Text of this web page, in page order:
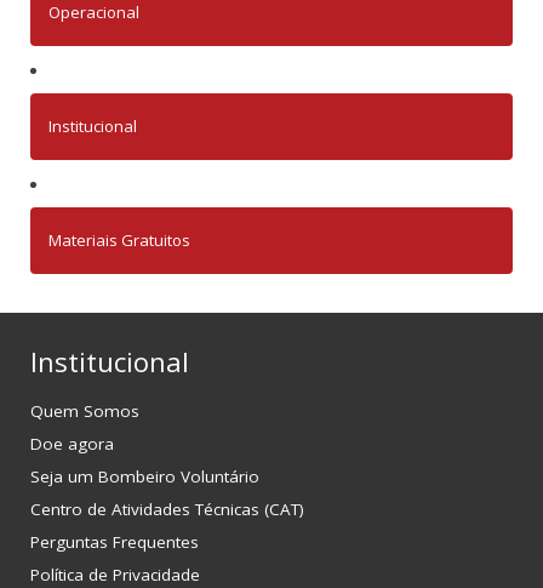
Operacional
Institucional
Materiais Gratuitos
Institucional
Quem Somos
Doe agora
Seja um Bombeiro Voluntário
Centro de Atividades Técnicas (CAT)
Perguntas Frequentes
Política de Privacidade